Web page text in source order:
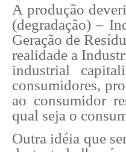
A produção
(degradação) –
Geração de
realidade a
industrial
consumidores,
ao consumidor
qual seja o
Outra idéia que